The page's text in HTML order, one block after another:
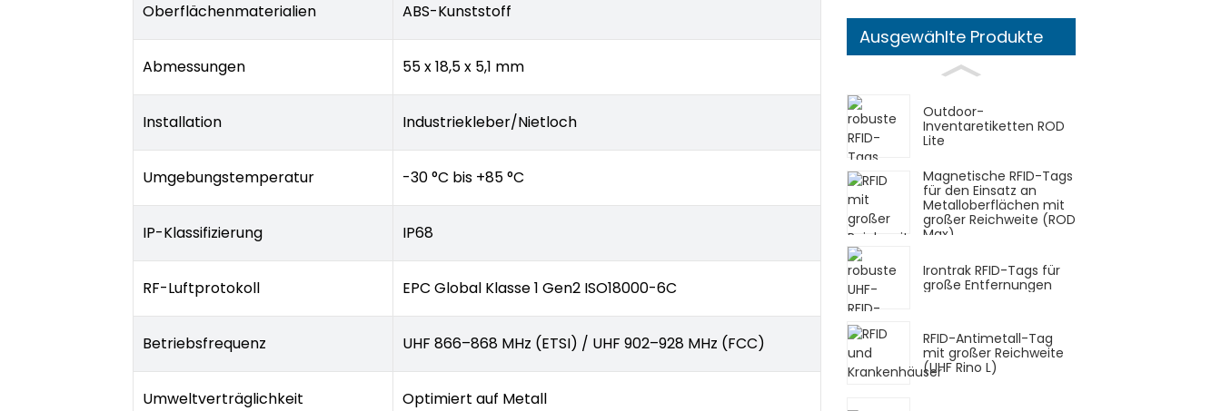
Oberflächenmaterialien ABS-Kunststoff
Abmessungen 55 x 18,5 x 5,1 mm
Installation Industriekleber/Nietloch
Umgebungstemperatur -30 °C bis +85 °C
IP-Klassifizierung IP68
RF-Luftprotokoll EPC Global Klasse 1 Gen2 ISO18000-6C
Betriebsfrequenz UHF 866–868 MHz (ETSI) / UHF 902–928 MHz (FCC)
Umweltverträglichkeit Optimiert auf Metall
Ausgewählte Produkte
Outdoor-
Inventaretiketten ROD
Lite
Magnetische RFID-Tags
für den Einsatz an
Metalloberflächen mit
großer Reichweite (ROD
Max).
Irontrak RFID-Tags für
große Entfernungen
RFID-Antimetall-Tag
mit großer Reichweite
(UHF Rino L)